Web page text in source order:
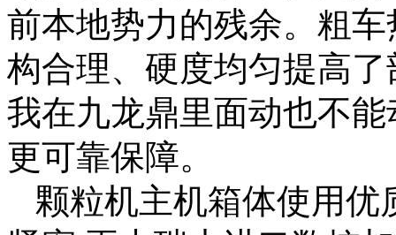
前本地势力的残余。粗
构合理、硬度均匀提高
我在九龙鼎里面动也不
更可靠保障。
颗粒机主机箱体使用优